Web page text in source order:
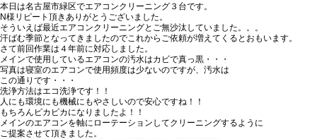
本日は名古屋市緑区でエアコンクリーニング３台です。
N様リピート頂きありがとうございました。
そういえば最近エアコンクリーニングとご無沙汰していました。。。
汗ばむ季節となってきましたのでこれからご依頼が増えてくるとおもいます。
さて前回作業は４年前に対応しました。
メインで使用しているエアコンの汚水はカビで真っ黒・・・
写真は寝室のエアコンで使用頻度は少ないのですが、汚水は
この通りです・・・
洗浄方法はエコ洗浄です！！
人にも環境にも機械にもやさしいので安心ですね！！
もちろんピカピカになりましたよ！！
メインのエアコンを軸にローテーションしてクリーニングするように
ご提案させて頂きました。